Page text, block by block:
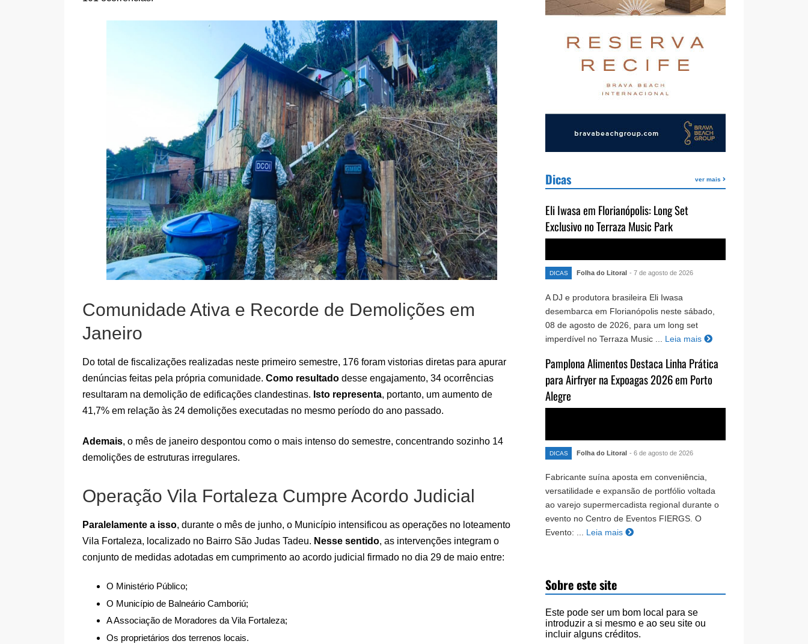
Comunidade Ativa e Recorde de Demolições em
Janeiro
Do total de fiscalizações realizadas neste primeiro semestre, 176 foram vistorias diretas para apurar
denúncias feitas pela própria comunidade. Como resultado desse engajamento, 34 ocorrências
resultaram na demolição de edificações clandestinas. Isto representa, portanto, um aumento de
41,7% em relação às 24 demolições executadas no mesmo período do ano passado.
Ademais, o mês de janeiro despontou como o mais intenso do semestre, concentrando sozinho 14
demolições de estruturas irregulares.
Operação Vila Fortaleza Cumpre Acordo Judicial
Paralelamente a isso, durante o mês de junho, o Município intensificou as operações no loteamento
Vila Fortaleza, localizado no Bairro São Judas Tadeu. Nesse sentido, as intervenções integram o
conjunto de medidas adotadas em cumprimento ao acordo judicial firmado no dia 29 de maio entre:
O Ministério Público;
O Município de Balneário Camboriú;
A Associação de Moradores da Vila Fortaleza;
Os proprietários dos terrenos locais.
Dicas ver mais
Eli Iwasa em Florianópolis: Long Set
Exclusivo no Terraza Music Park
DICAS Folha do Litoral - 7 de agosto de 2026
A DJ e produtora brasileira Eli Iwasa
desembarca em Florianópolis neste sábado,
08 de agosto de 2026, para um long set
imperdível no Terraza Music ...
Leia mais
Pamplona Alimentos Destaca Linha Prática
para Airfryer na Expoagas 2026 em Porto
Alegre
DICAS Folha do Litoral - 6 de agosto de 2026
Fabricante suína aposta em conveniência,
versatilidade e expansão de portfólio voltada
ao varejo supermercadista regional durante o
evento no Centro de Eventos FIERGS. O
Evento: ... Leia mais
Sobre este site
Este pode ser um bom local para se
introduzir a si mesmo e ao seu site ou
incluir alguns créditos.